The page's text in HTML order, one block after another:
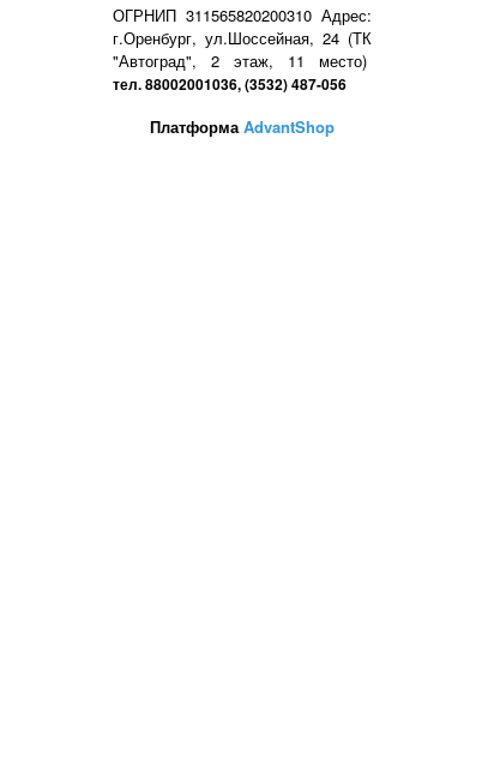
ОГРНИП 311565820200310 Адрес:
г.Оренбург, ул.Шоссейная, 24 (ТК
"Автоград", 2 этаж, 11 место)
тел. 88002001036, (3532) 487-056
ПлатформаAdvantShop